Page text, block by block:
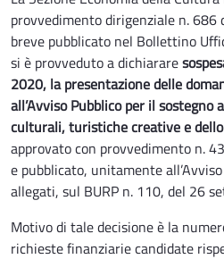
provvedimento dirigenziale n.
breve pubblicato nel Bollettino
si è provveduto a dichiarare
2020, la presentazione delle
all’Avviso Pubblico per il sostegno
culturali, turistiche creative e dello
approvato con provvedimento n.
e pubblicato, unitamente
allegati, sul BURP n. 110, del 26
Motivo di tale decisione è la
richieste finanziarie candidate